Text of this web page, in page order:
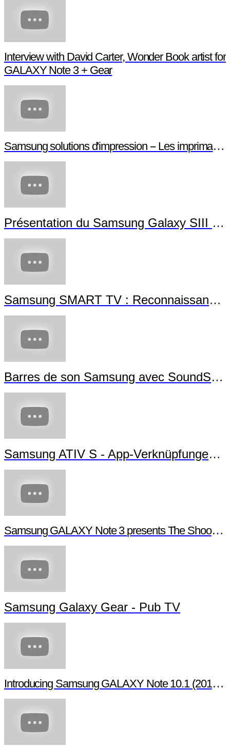
Interview with David Carter, Wonder Book artist for
GALAXY Note 3 + Gear
Samsung solutions d'impression -- Les imprimantes NFC
Présentation du Samsung Galaxy SIII Mini
Samsung SMART TV : Reconnaissance Gestuelle
Barres de son Samsung avec SoundShare
Samsung ATIV S - App-Verknüpfungen erstellen
Samsung GALAXY Note 3 presents The Shoot - Behind the scenes
Samsung Galaxy Gear - Pub TV
Introducing Samsung GALAXY Note 10.1 (2014 Edition)